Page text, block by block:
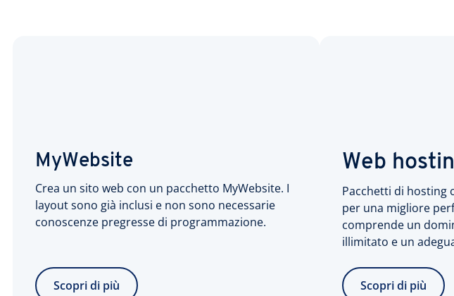
MyWebsite
Crea un sito web con un pacchetto MyWebsite. I
layout sono già inclusi e non sono necessarie
conoscenze pregresse di programmazione.
Scopri di più
Web
Pacchetti di hosting
per una migliore
comprende un
illimitato e un
Scopri di più